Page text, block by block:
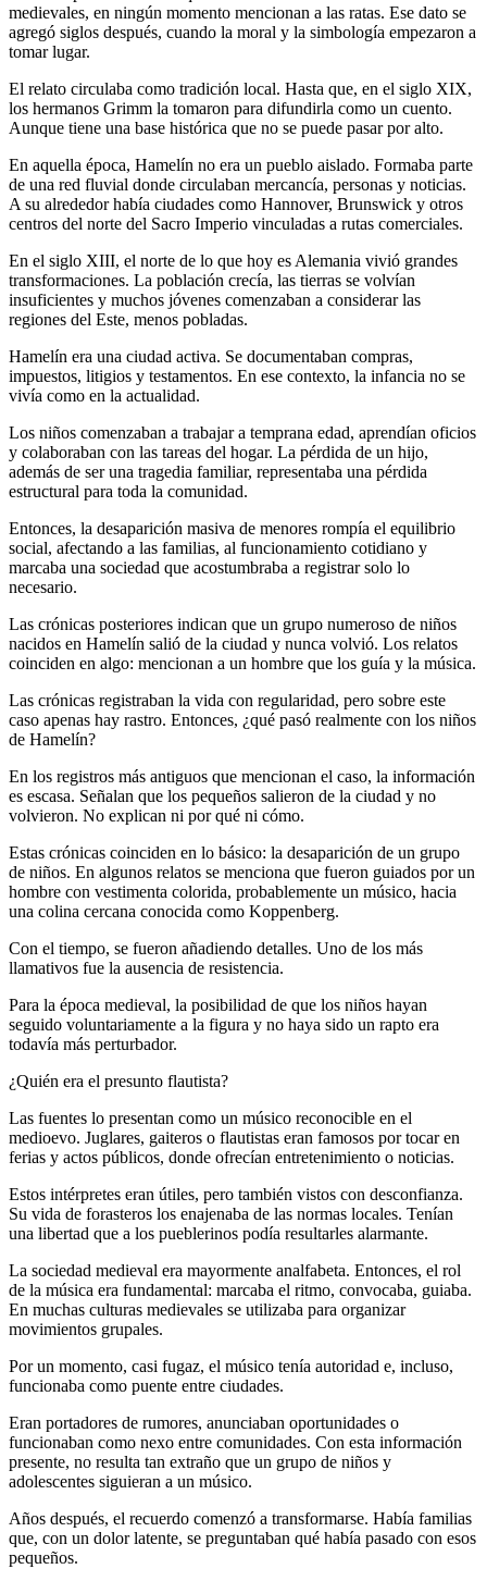
medievales, en ningún momento mencionan a las ratas. Ese dato se
agregó siglos después, cuando la moral y la simbología empezaron a
tomar lugar.
El relato circulaba como tradición local. Hasta que, en el siglo XIX,
los hermanos Grimm la tomaron para difundirla como un cuento.
Aunque tiene una base histórica que no se puede pasar por alto.
En aquella época, Hamelín no era un pueblo aislado. Formaba parte
de una red fluvial donde circulaban mercancía, personas y noticias.
A su alrededor había ciudades como Hannover, Brunswick y otros
centros del norte del Sacro Imperio vinculadas a rutas comerciales.
En el siglo XIII, el norte de lo que hoy es Alemania vivió grandes
transformaciones. La población crecía, las tierras se volvían
insuficientes y muchos jóvenes comenzaban a considerar las
regiones del Este, menos pobladas.
Hamelín era una ciudad activa. Se documentaban compras,
impuestos, litigios y testamentos. En ese contexto, la infancia no se
vivía como en la actualidad.
Los niños comenzaban a trabajar a temprana edad, aprendían oficios
y colaboraban con las tareas del hogar. La pérdida de un hijo,
además de ser una tragedia familiar, representaba una pérdida
estructural para toda la comunidad.
Entonces, la desaparición masiva de menores rompía el equilibrio
social, afectando a las familias, al funcionamiento cotidiano y
marcaba una sociedad que acostumbraba a registrar solo lo
necesario.
Las crónicas posteriores indican que un grupo numeroso de niños
nacidos en Hamelín salió de la ciudad y nunca volvió. Los relatos
coinciden en algo: mencionan a un hombre que los guía y la música.
Las crónicas registraban la vida con regularidad, pero sobre este
caso apenas hay rastro. Entonces, ¿qué pasó realmente con los niños
de Hamelín?
En los registros más antiguos que mencionan el caso, la información
es escasa. Señalan que los pequeños salieron de la ciudad y no
volvieron. No explican ni por qué ni cómo.
Estas crónicas coinciden en lo básico: la desaparición de un grupo
de niños. En algunos relatos se menciona que fueron guiados por un
hombre con vestimenta colorida, probablemente un músico, hacia
una colina cercana conocida como Koppenberg.
Con el tiempo, se fueron añadiendo detalles. Uno de los más
llamativos fue la ausencia de resistencia.
Para la época medieval, la posibilidad de que los niños hayan
seguido voluntariamente a la figura y no haya sido un rapto era
todavía más perturbador.
¿Quién era el presunto flautista?
Las fuentes lo presentan como un músico reconocible en el
medioevo. Juglares, gaiteros o flautistas eran famosos por tocar en
ferias y actos públicos, donde ofrecían entretenimiento o noticias.
Estos intérpretes eran útiles, pero también vistos con desconfianza.
Su vida de forasteros los enajenaba de las normas locales. Tenían
una libertad que a los pueblerinos podía resultarles alarmante.
La sociedad medieval era mayormente analfabeta. Entonces, el rol
de la música era fundamental: marcaba el ritmo, convocaba, guiaba.
En muchas culturas medievales se utilizaba para organizar
movimientos grupales.
Por un momento, casi fugaz, el músico tenía autoridad e, incluso,
funcionaba como puente entre ciudades.
Eran portadores de rumores, anunciaban oportunidades o
funcionaban como nexo entre comunidades. Con esta información
presente, no resulta tan extraño que un grupo de niños y
adolescentes siguieran a un músico.
Años después, el recuerdo comenzó a transformarse. Había familias
que, con un dolor latente, se preguntaban qué había pasado con esos
pequeños.